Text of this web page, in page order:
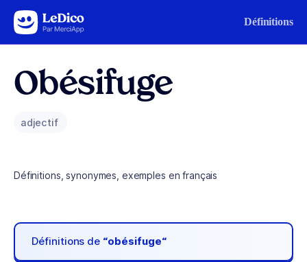
Aller au contenu Définitions
Obésifuge
adjectif
Définitions, synonymes, exemples en français
Définitions de “obésifuge“